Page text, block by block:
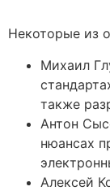
Некоторые из
Михаил
также
Антон
нюансах
Алексей